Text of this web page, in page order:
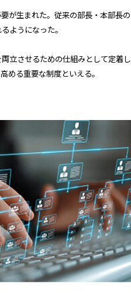
が生まれた。従来の部長・本部長
ようになった。
立させるための仕組みとして定着し
める重要な制度といえる。